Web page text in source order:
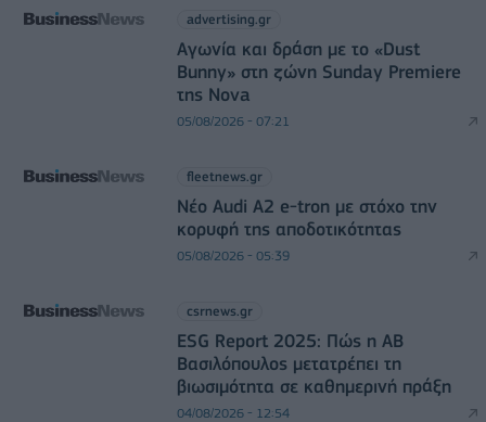
advertising.gr
Αγωνία και δράση με το «Dust
Bunny» στη ζώνη Sunday Premiere
της Nova
05/08/2026 - 07:21
fleetnews.gr
Νέο Audi A2 e-tron με στόχο την
κορυφή της αποδοτικότητας
05/08/2026 - 05:39
csrnews.gr
ESG Report 2025: Πώς η ΑΒ
Βασιλόπουλος μετατρέπει τη
βιωσιμότητα σε καθημερινή πράξη
04/08/2026 - 12:54